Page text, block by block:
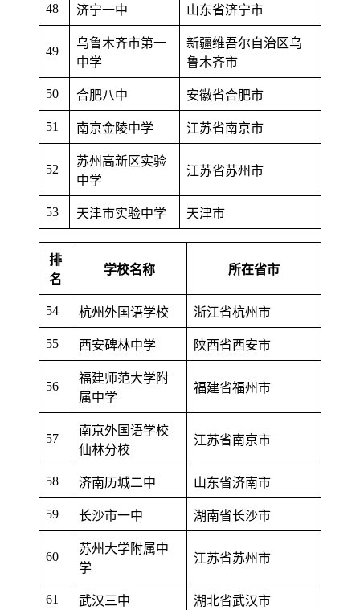
48 济宁一中 山东省济宁市
49
乌鲁木齐市第一
中学
新疆维吾尔自治区乌
鲁木齐市
50 合肥八中 安徽省合肥市
51 南京金陵中学 江苏省南京市
52
苏州高新区实验
中学
江苏省苏州市
53 天津市实验中学 天津市
排
名
学校名称 所在省市
54 杭州外国语学校 浙江省杭州市
55 西安碑林中学 陕西省西安市
56
福建师范大学附
属中学
福建省福州市
57
南京外国语学校
仙林分校
江苏省南京市
58 济南历城二中 山东省济南市
59 长沙市一中 湖南省长沙市
60
苏州大学附属中
学
江苏省苏州市
61 武汉三中 湖北省武汉市